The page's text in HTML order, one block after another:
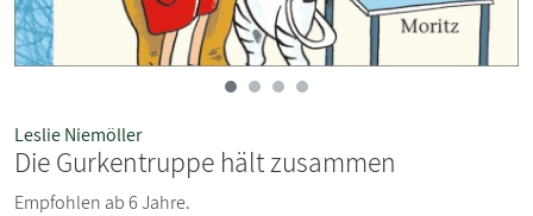
Leslie Niemöller
Die Gurkentruppe hält zusammen
Empfohlen ab 6 Jahre.